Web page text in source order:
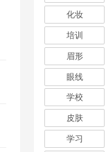
化妆
培训
眉形
眼线
学校
皮肤
学习